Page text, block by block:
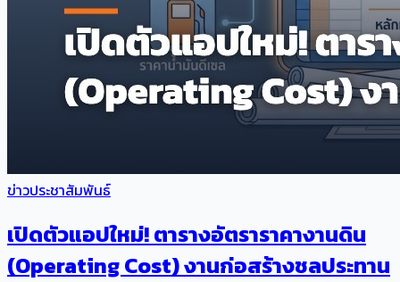
ข่าวประชาสัมพันธ์
เปิดตัวแอปใหม่! ตารางอัตราราคางานดิน
(Operating Cost) งานก่อสร้างชลประทาน